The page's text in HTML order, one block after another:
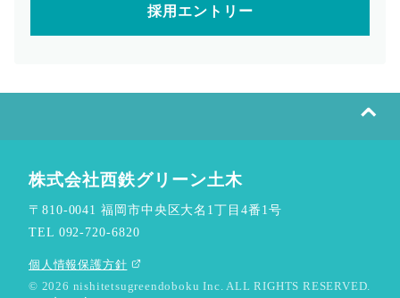
採用エントリー
⌃
株式会社西鉄グリーン土木
〒810-0041 福岡市中央区大名1丁目4番1号
TEL 092-720-6820
個人情報保護方針
© 2026 nishitetsugreendoboku Inc. ALL RIGHTS RESERVED.